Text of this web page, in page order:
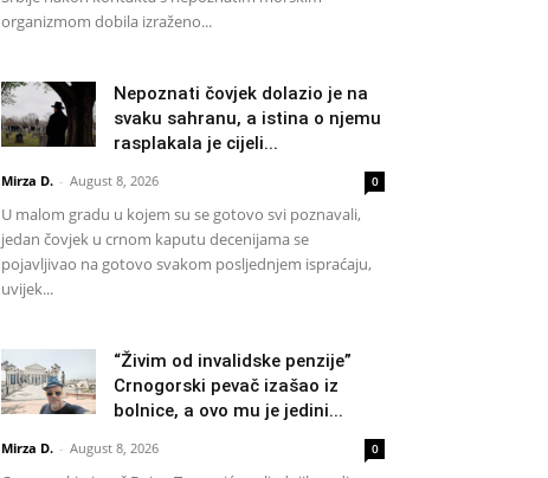
organizmom dobila izraženo...
Nepoznati čovjek dolazio je na
svaku sahranu, a istina o njemu
rasplakala je cijeli...
Mirza D. - August 8, 2026 0
U malom gradu u kojem su se gotovo svi poznavali,
jedan čovjek u crnom kaputu decenijama se
pojavljivao na gotovo svakom posljednjem ispraćaju,
uvijek...
“Živim od invalidske penzije”
Crnogorski pevač izašao iz
bolnice, a ovo mu je jedini...
Mirza D. - August 8, 2026 0